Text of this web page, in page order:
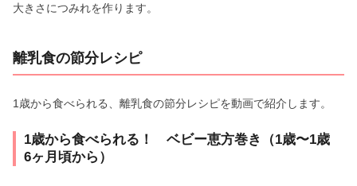
大きさにつみれを作ります。
離乳食の節分レシピ
1歳から食べられる、離乳食の節分レシピを動画で紹介します。
1歳から食べられる！ ベビー恵方巻き（1歳〜1歳
6ヶ月頃から）